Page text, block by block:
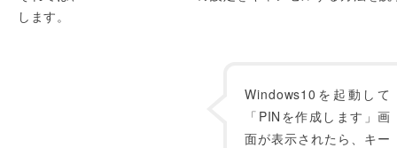
します。
Windows10を起動して
「PINを作成します」画
面が表示されたら、キー